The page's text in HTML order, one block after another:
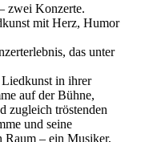
zwei Konzerte.
mit Herz, Humor
das unter
in ihrer
auf der Bühne,
zugleich tröstenden
und seine
Raum – ein Musiker,